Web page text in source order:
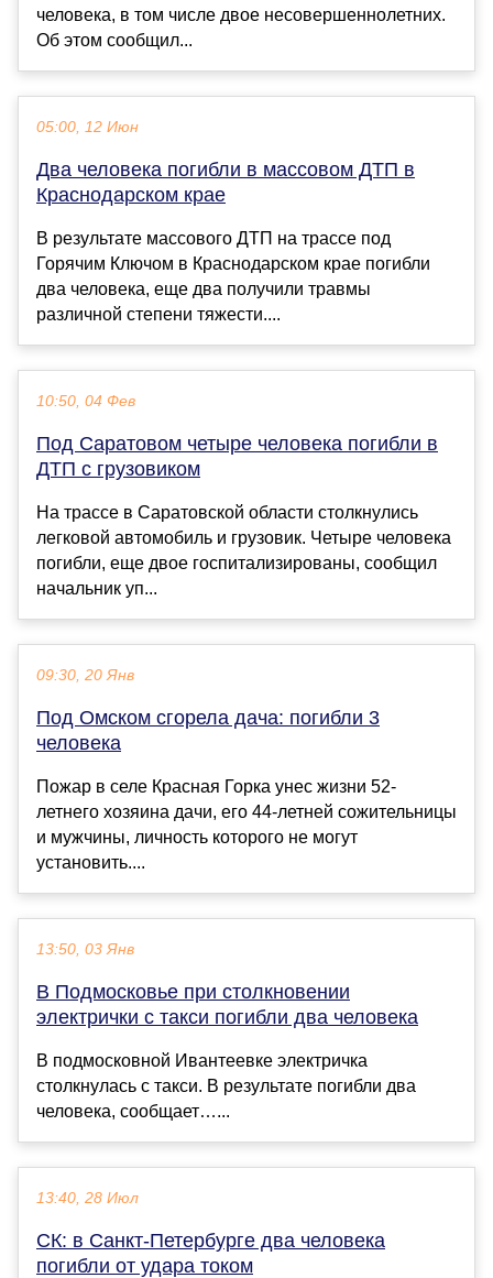
человека, в том числе двое несовершеннолетних.
Об этом сообщил...
05:00, 12 Июн
Два человека погибли в массовом ДТП в
Краснодарском крае
В результате массового ДТП на трассе под
Горячим Ключом в Краснодарском крае погибли
два человека, еще два получили травмы
различной степени тяжести....
10:50, 04 Фев
Под Саратовом четыре человека погибли в
ДТП с грузовиком
На трассе в Саратовской области столкнулись
легковой автомобиль и грузовик. Четыре человека
погибли, еще двое госпитализированы, сообщил
начальник уп...
09:30, 20 Янв
Под Омском сгорела дача: погибли 3
человека
Пожар в селе Красная Горка унес жизни 52-
летнего хозяина дачи, его 44-летней сожительницы
и мужчины, личность которого не могут
установить....
13:50, 03 Янв
В Подмосковье при столкновении
электрички с такси погибли два человека
В подмосковной Ивантеевке электричка
столкнулась с такси. В результате погибли два
человека, сообщает…...
13:40, 28 Июл
СК: в Санкт-Петербурге два человека
погибли от удара током